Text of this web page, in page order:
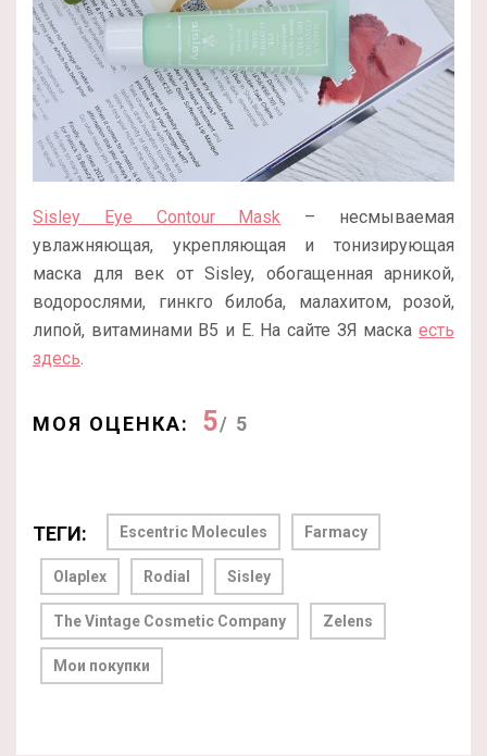
Sisley Eye Contour Mask – несмываемая
увлажняющая, укрепляющая и тонизирующая
маска для век от Sisley, обогащенная арникой,
водорослями, гинкго билоба, малахитом, розой,
липой, витаминами В5 и Е. На сайте ЗЯ маска есть
здесь.
МОЯ ОЦЕНКА: 5/ 5
ТЕГИ: Escentric Molecules Farmacy
Olaplex Rodial Sisley
The Vintage Cosmetic Company Zelens
Мои покупки